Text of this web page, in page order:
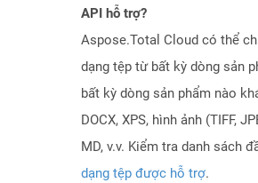
API hỗ trợ?
Aspose.Total Cloud có thể
dạng tệp từ bất kỳ dòng sản
bất kỳ dòng sản phẩm nào
DOCX, XPS, hình ảnh (TIFF,
MD, v.v. Kiểm tra danh sách
dạng tệp được hỗ trợ.